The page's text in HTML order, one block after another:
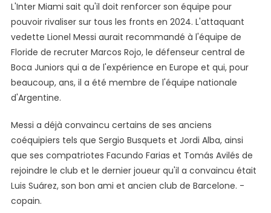
Rojo
Refuse
De
Jouer
Avec
Leo
Miami
L'Inter Miami sait qu'il doit renforcer son équipe pour
pouvoir rivaliser sur tous les fronts en 2024. L'attaquant
vedette Lionel Messi aurait recommandé à l'équipe de
Floride de recruter Marcos Rojo, le défenseur central de
Boca Juniors qui a de l'expérience en Europe et qui, pour
beaucoup, ans, il a été membre de l'équipe nationale
d'Argentine.
Messi a déjà convaincu certains de ses anciens
coéquipiers tels que Sergio Busquets et Jordi Alba, ainsi
que ses compatriotes Facundo Farias et Tomás Avilés de
rejoindre le club et le dernier joueur qu'il a convaincu était
Luis Suárez, son bon ami et ancien club de Barcelone. -
copain.